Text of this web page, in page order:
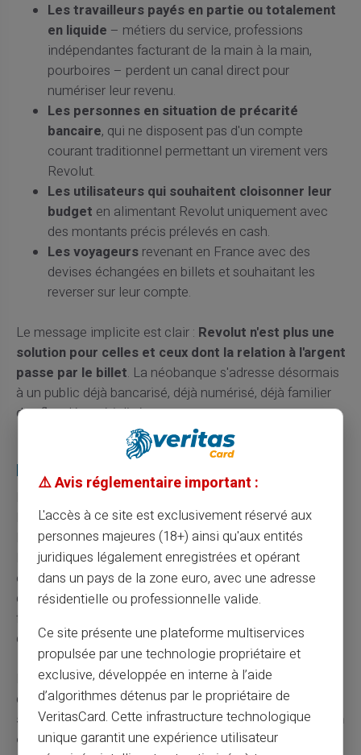
Les travailleurs payés en partie ou totalement
en liquide – métiers du service, professions
indépendantes facturant de la main à la main,
pourboires – perdent un canal direct pour
numériser leur revenu.
Les personnes en situation de précarité
bancaire, qui ne disposent pas d'un compte
courant traditionnel permettant un virement vers
Revolut.
Les utilisateurs qui souhaitent cloisonner leur
budget en alimentant Revolut uniquement avec
des montants précis prélevés en cash.
Les voyageurs revenant en France avec des
devises échangées en billets et souhaitant les
reverser sur leur compte.
Le message implicite est clair : Revolut n'est plus une
solution pour celles et ceux dont la relation à l'argent
passe par le billet. La néobanque s'adresse désormais
à un public déjà bancarisé, déjà numérisé, déjà familier
des flux dématérialisés.
Le cash reste un service essentiel pour une
partie des Français
lit pas isolément. Il s'inscrit dans un mouvement plus
large de retrait progressif des solutions de gestion du
liquide chez les acteurs numériques. Pourtant, les
espèces restent un moyen de paiement utilisé au
quotidien par une part significative de la population
française, pour la budgétisation, la confidentialité des
dépenses ou simplement la confiance dans le tangible.
La question n'est donc pas de savoir si le cash va
disparaître – il ne disparaît pas – mais de savoir
solutions continueront à servir les utilisateurs qui en
ont besoin. À mesure que les néobanques renoncent à
⚠️ Avis réglementaire important :
L'accès à ce site est exclusivement réservé aux
personnes majeures (18+) ainsi qu'aux entités
juridiques légalement enregistrées et opérant
dans un pays de la zone euro, avec une adresse
résidentielle ou professionnelle valide.
Ce site présente une plateforme multiservices
propulsée par une technologie propriétaire et
exclusive, développée en interne à l’aide
d’algorithmes détenus par le propriétaire de
VeritasCard. Cette infrastructure technologique
unique garantit une expérience utilisateur